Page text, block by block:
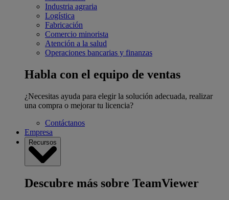
Industria agraria
Logística
Fabricación
Comercio minorista
Atención a la salud
Operaciones bancarias y finanzas
Habla con el equipo de ventas
¿Necesitas ayuda para elegir la solución adecuada, realizar
una compra o mejorar tu licencia?
Contáctanos
Empresa
Recursos
Descubre más sobre TeamViewer